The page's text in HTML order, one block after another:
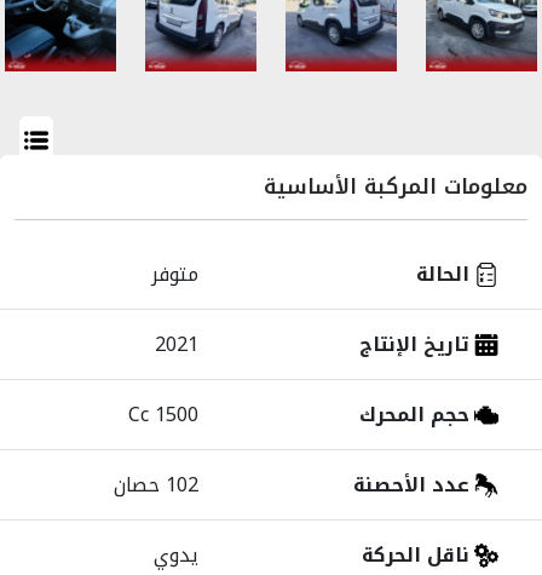
معلومات المركبة الأساسية
الحالة
متوفر
تاريخ الإنتاج
2021
حجم المحرك
1500 Cc
عدد الأحصنة
102 حصان
ناقل الحركة
يدوي